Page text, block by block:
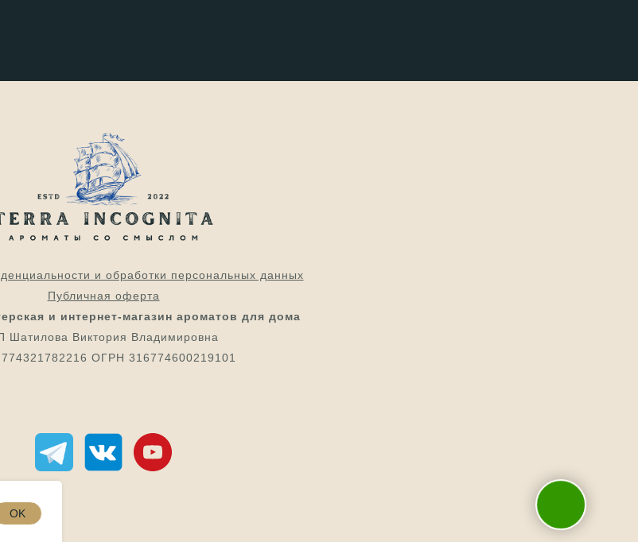
OK
и обработки персональных данных
Публичная оферта
и интернет-магазин ароматов для дома
Шатилова Виктория Владимировна
ОГРН 316774600219101